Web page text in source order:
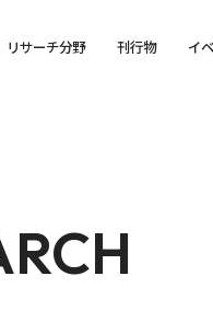
リサーチ分野 刊行物 イ